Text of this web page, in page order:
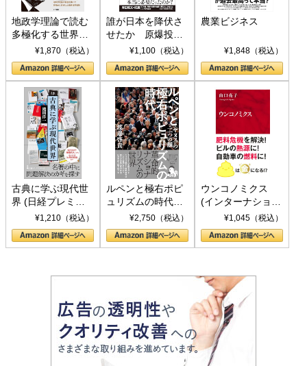
地政学理論で読む
多極化する世界：
トランプとBRICS
の挑戦
¥1,870（税込）
誰が日本を降伏さ
せたか 原爆投
下、ソ連参戦、そ
して聖断 (PHP新
書)
¥1,100（税込）
農業ビジネス
¥1,848（税込）
古典に学ぶ現代世
界 (日経プレミア
シリーズ)¥1,210（税込）
ルペンと極右ポピ
ュリズムの時代：
〈ヤヌス〉の二つ
の顔
¥2,750（税込）
ウンコノミクス
(インターナショナ
ル新書)¥1,045（税込）